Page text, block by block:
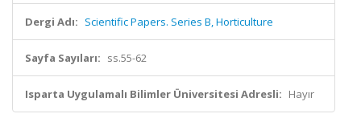
Dergi Adı: Scientific Papers. Series B, Horticulture
Sayfa Sayıları: ss.55-62
Isparta Uygulamalı Bilimler Üniversitesi Adresli: Hayır